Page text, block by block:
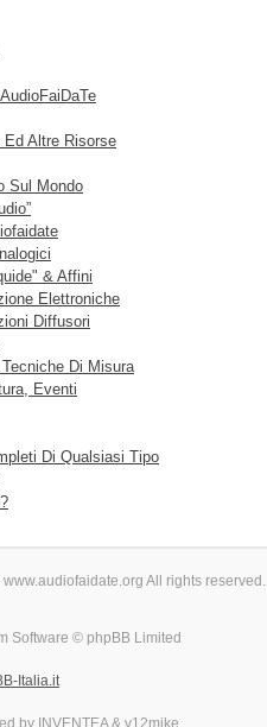
Altre Risorse
Sul Mondo
& Affini
Elettroniche
Diffusori
Di Misura
Eventi
Di Qualsiasi Tipo
All rights reserved.
Software © phpBB Limited
Italia.it
by INVENTEA & v12mike